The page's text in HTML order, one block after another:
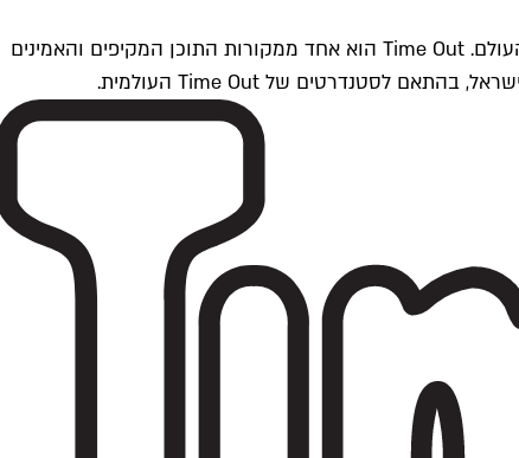
Time Outתל אביב הוא חלק מרשת Time Out Global — רשת מדיה בינלאומית הפועלת ב-360 ערים מרכזיות וב-60 מדינות ברחבי העולם. Time Out הוא אחד ממקורות התוכן המקיפים והאמינים